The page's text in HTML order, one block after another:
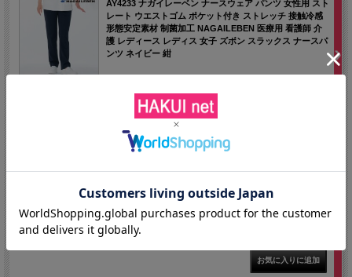
AY4233 ナガイレーベン ナースウェア パンツ 女性用 スト
レート ウエストゴム ポケット付き ストレッチ 接触冷感
形態安定素材 制菌加工 NAGAILEBEN 医療用 看護師 介
護 レディース レディス 女子 ズボン スラックス ナースパ
ンツ ネイビー 紺
ータック 両脇ゴム 裏地付き 透け防止 ストレッチ 制菌加
工 吸汗 速乾 制電 防汚 MONTBLANC 医療用 看護師 ナー
ス 女子 白衣 医務衣 ズボン ナースパンツ 介護 リハビリ
歯科助手 整体 整骨院 薬局 薬剤師